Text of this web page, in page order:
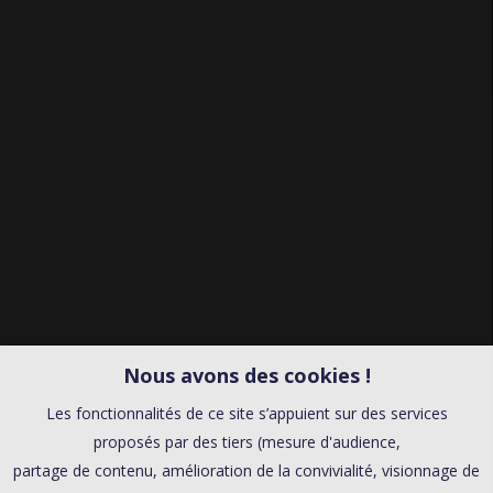
Nous avons des cookies !
Les fonctionnalités de ce site s’appuient sur des services
proposés par des tiers (mesure d'audience,
partage de contenu, amélioration de la convivialité, visionnage de